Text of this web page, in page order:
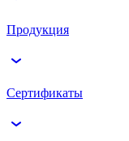
Продукция
Сертификаты